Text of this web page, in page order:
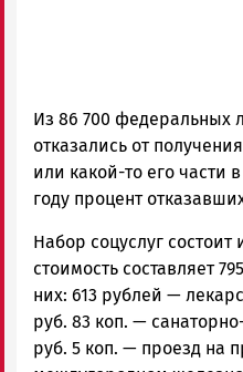
Из 86 700 федеральных
отказались от
или какой-то его части
году процент
Набор соцуслуг
стоимость составляет
них: 613 рублей —
руб. 83 коп. —
руб. 5 коп. — проезд на